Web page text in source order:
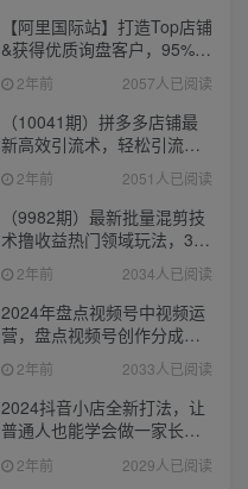
【阿里国际站】打造Top店铺
&获得优质询盘客户，​95%的
国际站讲师不会说的运营技
巧 2年前 2057人已阅读
（10041期）拼多多店铺最
新高效引流术，轻松引流
400+创业粉，精准日变现五
位数！
2年前 2051人已阅读
（9982期）最新批量混剪技
术撸收益热门领域玩法，3分
钟一条原创视频，轻松日入
1000＋
2年前 2034人已阅读
2024年盘点视频号中视频运
营，盘点视频号创作分成计
划，快速过原创日入300+
2年前 2033人已阅读
2024抖音小店全新打法，让
普通人也能学会做一家长久
稳定赚钱的抖店
2年前 2029人已阅读